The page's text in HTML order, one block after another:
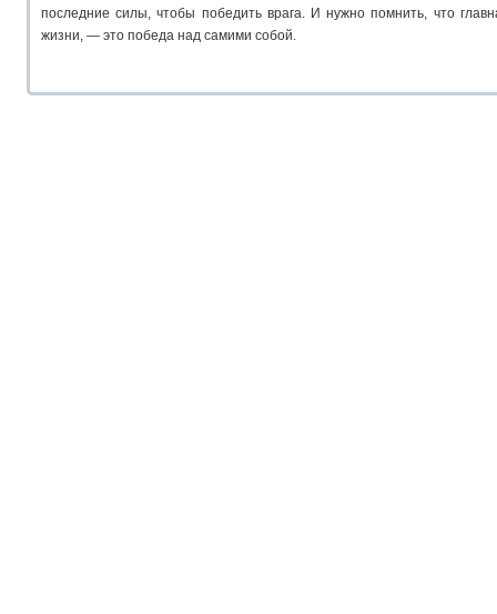
последние силы, чтобы победить врага. И нужно помнить, что
жизни, — это победа над самими собой.